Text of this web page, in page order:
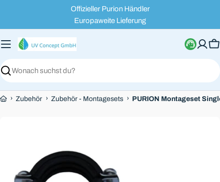
springen
Offizieller Purion Händler
Europaweite Lieferung
Suchen
› Zubehör › Zubehör - Montagesets › PURION Montageset